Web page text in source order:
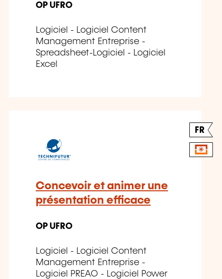
OP UFRO
Logiciel - Logiciel Content
Management Entreprise -
Spreadsheet-Logiciel - Logiciel
Excel
FR
Concevoir et animer une
présentation efficace
OP UFRO
Logiciel - Logiciel Content
Management Entreprise -
Logiciel PREAO - Logiciel Power